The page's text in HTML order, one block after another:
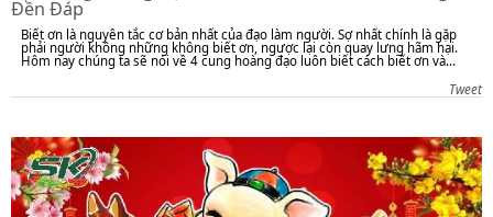
Đền Đáp
Biết ơn là nguyên tắc cơ bản nhất của đạo làm người. Sợ nhất chính là gặp
phải người không những không biết ơn, ngược lại còn quay lưng hãm hại.
Hôm nay chúng ta sẽ nói về 4 cung hoàng đạo luôn biết cách biết ơn và...
Tweet